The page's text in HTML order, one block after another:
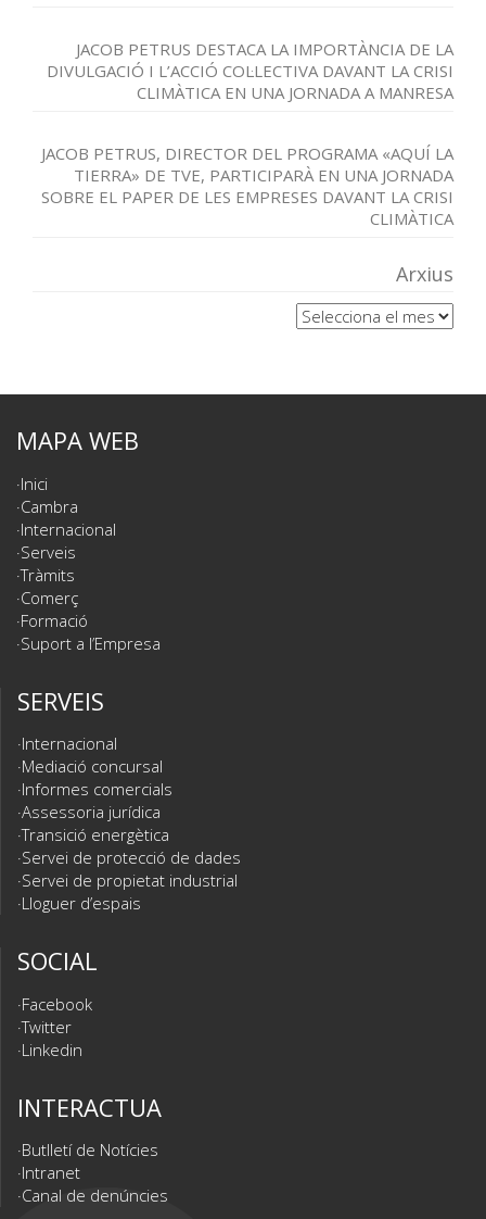
JACOB PETRUS DESTACA LA IMPORTÀNCIA DE LA
DIVULGACIÓ I L’ACCIÓ COL·LECTIVA DAVANT LA CRISI
CLIMÀTICA EN UNA JORNADA A MANRESA
JACOB PETRUS, DIRECTOR DEL PROGRAMA «AQUÍ LA
TIERRA» DE TVE, PARTICIPARÀ EN UNA JORNADA
SOBRE EL PAPER DE LES EMPRESES DAVANT LA CRISI
CLIMÀTICA
Arxius
Arxius
MAPA WEB
Inici
Cambra
Internacional
Serveis
Tràmits
Comerç
Formació
Suport a l’Empresa
SERVEIS
Internacional
Mediació concursal
Informes comercials
Assessoria jurídica
Transició energètica
Servei de protecció de dades
Servei de propietat industrial
Lloguer d’espais
SOCIAL
Facebook
Twitter
Linkedin
INTERACTUA
Butlletí de Notícies
Intranet
Canal de denúncies